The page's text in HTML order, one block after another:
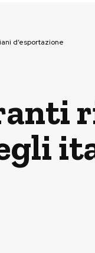
d’esportazione